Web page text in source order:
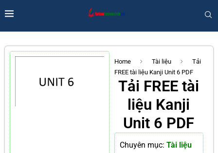
Home Tài liệu
Tải
FREE tài liệu Kanji Unit 6 PDF
Tải FREE tài
liệu Kanji
Unit 6 PDF
Chuyên mục: Tài liệu